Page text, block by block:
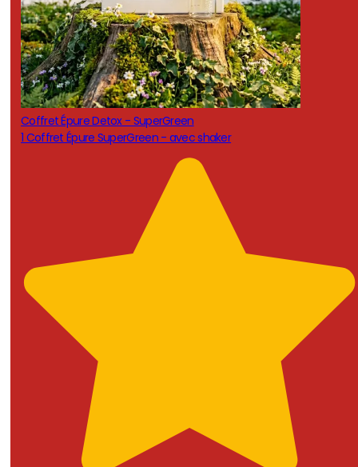
Coffret Épure Detox - SuperGreen
1 Coffret Épure SuperGreen - avec shaker